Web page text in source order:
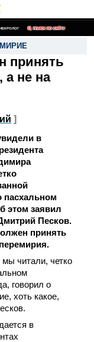
НЕКРОЛОГ ПОИСК ПО САЙТУ
принять
а не на
]
в
пасхальном
этом заявил
Песков.
принять
мы читали, четко
говорил о
хоть какое,
в